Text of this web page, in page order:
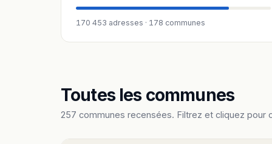
170 453 adresses · 178 communes
Toutes les communes
257 communes recensées. Filtrez et cliquez pour